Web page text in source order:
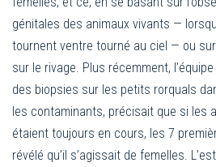
génitales des animaux vivants —
tournent ventre tourné au ciel — ou
sur le rivage. Plus récemment, l’équipe
des biopsies sur les petits rorquals
les contaminants, précisait que si les
étaient toujours en cours, les 7
révélé qu’il s’agissait de femelles.